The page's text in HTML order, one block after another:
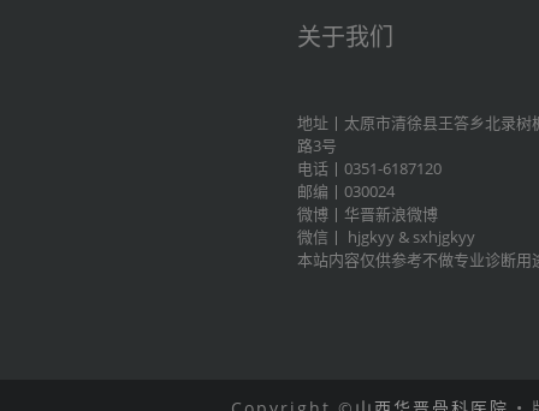
关于我们
地址丨太原市清徐县王答乡北录树
路3号
电话丨0351-6187120
邮编丨030024
微博丨 华晋新浪微博
微信丨 hjgkyy & sxhjgkyy
本站内容仅供参考不做专业诊断用